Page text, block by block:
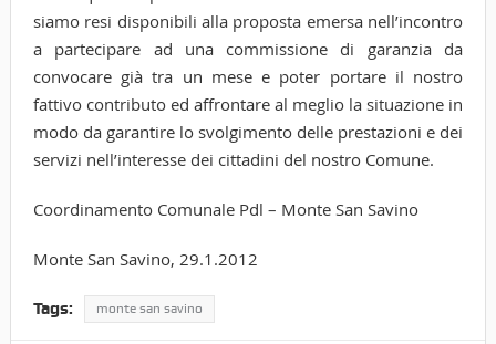
siamo resi disponibili alla proposta emersa nell’incontro
a partecipare ad una commissione di garanzia da
convocare già tra un mese e poter portare il nostro
fattivo contributo ed affrontare al meglio la situazione in
modo da garantire lo svolgimento delle prestazioni e dei
servizi nell’interesse dei cittadini del nostro Comune.
Coordinamento Comunale Pdl – Monte San Savino
Monte San Savino, 29.1.2012
Tags: monte san savino